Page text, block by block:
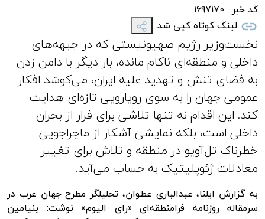
کد خبر : 1697170
لینک کوتاه کپی شد.
نخست‌وزیر رژیم صهیونیستی که در جبهه‌های
داخلی و منطقه‌ای ناکام مانده، بار دیگر با دامن زدن
به فضای تنش و تهدید علیه ایران، می‌کوشد افکار
عمومی جهان را به سوی رویارویی تازه‌ای هدایت
کند. این اقدام نه تنها تلاشی برای فرار از بحران
داخلی است، بلکه نمایشی آشکار از ماجراجویی
خطرناک تل‌آویو در منطقه و تلاش برای تغییر
معادلات ژئوپلیتیک به حساب می‌آید.
به گزارش ایلنا، عبدالباری عطوان، تحلیلگر مطرح جهان عرب در
سرمقاله روزنامه فرامنطقه‌ای «رای الیوم» نوشت: بنیامین